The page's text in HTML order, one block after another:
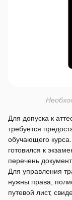
Для допуска к
требуется
обучающего
готовился к
перечень
Для управления
нужны права,
путевой лист,